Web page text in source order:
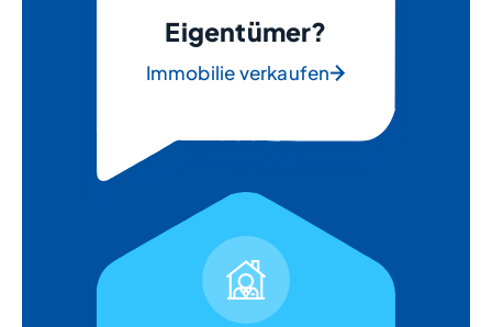
Eigentümer?
Immobilie verkaufen